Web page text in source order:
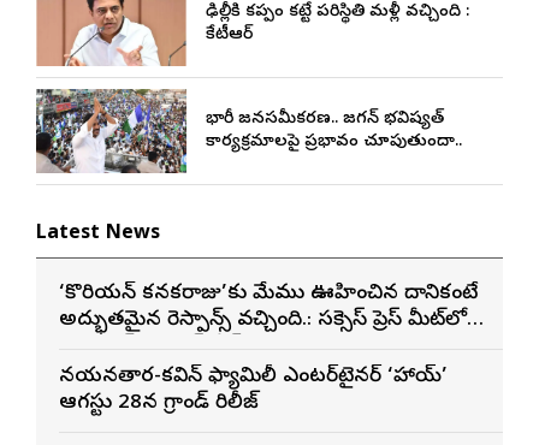
ఢిల్లీకి కప్పం కట్టే పరిస్థితి మళ్లీ వచ్చింది :
కేటీఆర్
భారీ జనసమీకరణ.. జగన్ భవిష్యత్
కార్యక్రమాలపై ప్రభావం చూపుతుందా..
Latest News
‘కొరియన్ కనకరాజు’కు మేము ఊహించిన దానికంటే
అద్భుతమైన రెస్పాన్స్ వచ్చింది.: సక్సెస్ ప్రెస్ మీట్‌లో
నయనతార-కవిన్ ఫ్యామిలీ ఎంటర్‌టైనర్ ‘హాయ్’
ఆగస్టు 28న గ్రాండ్ రిలీజ్